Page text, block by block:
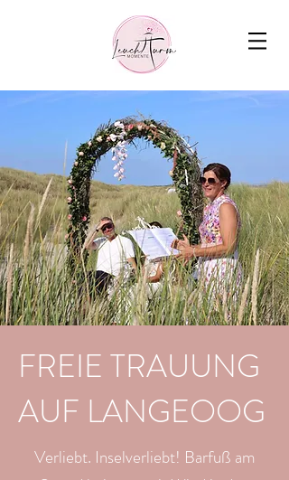
FREIE TRAUUNG
AUF LANGEOOG
Verliebt. Inselverliebt! Barfuß am